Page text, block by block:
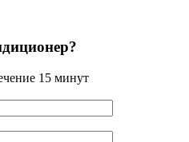
15 минут